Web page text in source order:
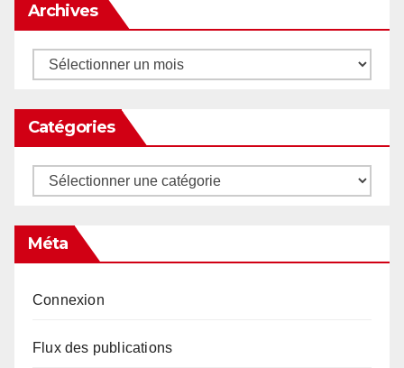
Archives
Archives
Catégories
Catégories
Méta
Connexion
Flux des publications